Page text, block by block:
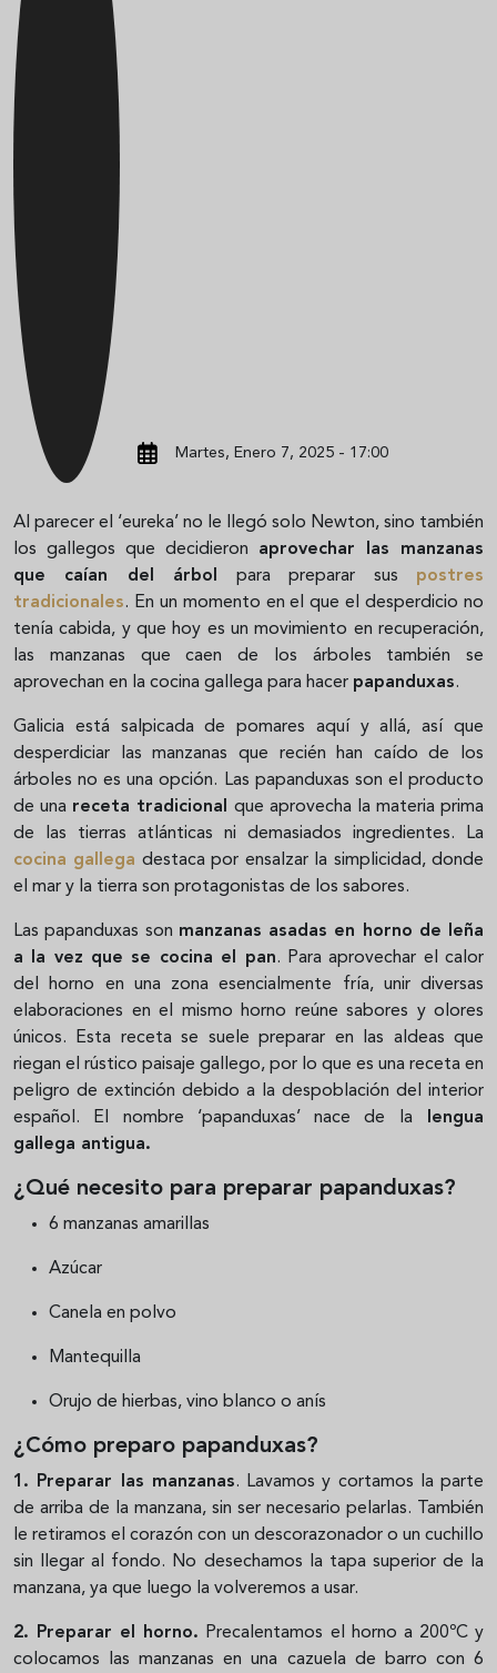
Martes, Enero 7, 2025 - 17:00
Al parecer el ‘eureka’ no le llegó solo Newton, sino también
los gallegos que decidieron aprovechar las manzanas
que caían del árbolpara preparar sus postres
tradicionales. En un momento en el que el desperdicio no
tenía cabida, y que hoy es un movimiento en recuperación,
las manzanas que caen de los árboles también se
aprovechan en la cocina gallega para hacer papanduxas.
Galicia está salpicada de pomares aquí y allá, así que
desperdiciar las manzanas que recién han caído de los
árboles no es una opción. Las papanduxas son el producto
de una receta tradicional que aprovecha la materia prima
de las tierras atlánticas ni demasiados ingredientes. La
cocina gallega destaca por ensalzar la simplicidad, donde
el mar y la tierra son protagonistas de los sabores.
Las papanduxas son manzanas asadas en horno de leña
a la vez que se cocina el pan. Para aprovechar el calor
del horno en una zona esencialmente fría, unir diversas
elaboraciones en el mismo horno reúne sabores y olores
únicos. Esta receta se suele preparar en las aldeas que
riegan el rústico paisaje gallego, por lo que es una receta en
peligro de extinción debido a la despoblación del interior
español. El nombre ‘papanduxas’ nace de lalengua
gallega antigua.
¿Qué necesito para preparar papanduxas?
6 manzanas amarillas
Azúcar
Canela en polvo
Mantequilla
Orujo de hierbas, vino blanco o anís
¿Cómo preparo papanduxas?
1. Preparar las manzanas. Lavamos y cortamos la parte
de arriba de la manzana, sin ser necesario pelarlas. También
le retiramos el corazón con un descorazonador o un cuchillo
sin llegar al fondo. No desechamos la tapa superior de la
manzana, ya que luego la volveremos a usar.
2. Preparar el horno. Precalentamos el horno a 200ºC y
colocamos las manzanas en una cazuela de barro con 6